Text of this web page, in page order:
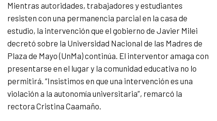
Mientras autoridades, trabajadores y estudiantes
resisten con una permanencia parcial en la casa de
estudio, la intervención que el gobierno de Javier Milei
decretó sobre la Universidad Nacional de las Madres de
Plaza de Mayo (UnMa) continúa. El interventor amaga con
presentarse en el lugar y la comunidad educativa no lo
permitirá. “Insistimos en que una intervención es una
violación a la autonomía universitaria”, remarcó la
rectora Cristina Caamaño.